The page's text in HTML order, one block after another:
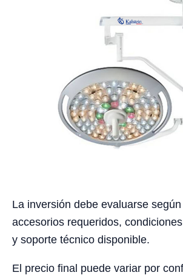
La inversión debe evaluarse
accesorios requeridos,
y soporte técnico disponible.
El precio final puede variar por